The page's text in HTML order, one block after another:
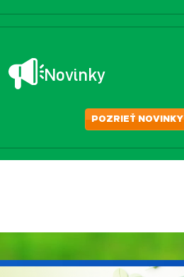
Novinky
POZRIEŤ NOVINKY